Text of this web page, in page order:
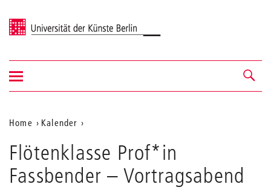
Universität der Künste Berlin
Navigation &
Suche
Navigation
ein-/ausblenden
Aktuelle
Position
auf
der
Home
Kalender
Fassbender
Flötenklasse Prof*in
Fassbender – Vortragsabend